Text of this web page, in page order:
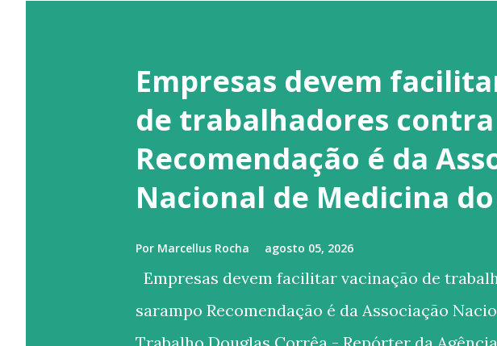
Empresas devem
de trabalhadores
Recomendação é da
Nacional de Medicina
Por Marcellus Rocha agosto 05, 2026
Empresas devem facilitar vacinação de
sarampo Recomendação é da Associação